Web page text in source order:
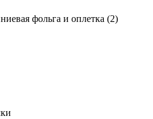
фольга и оплетка (2)